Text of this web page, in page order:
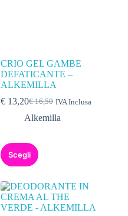
CRIO GEL GAMBE
DEFATICANTE –
ALKEMILLA
€16,50
€ 13,20 IVA Inclusa
Alkemilla
Scegli